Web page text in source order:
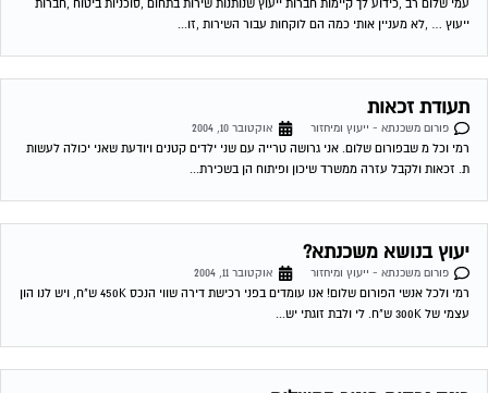
רמי ולכל אנשי הפורום שלום! אנו עומדים בפני רכישת דירה שווי הנכס 450K ש"ח, ויש לנו הון
עצמי של 300K ש"ח. לי ולבת זוגתי יש...
כונס נכסים פיגור בתשלום
פורום משכנתא - ייעוץ ומיחזור
אוקטובר 11, 2004
היה פיגור בתשלום המשכנתא מונה כונס נכסים, שילמתי את כל החוב, אך הכונס לא הוריד
את הכינוס. בבנק משכן טענו שעד שנגמור את המשכנתא הכונס...
כונס נכסים פיגור בתשלום
פורום משכנתא - ייעוץ ומיחזור
אוקטובר 11, 2004
היה פיגור בתשלום המשכנתא מונה כונס נכסים, שילמתי את כל החוב, אך הכונס לא הוריד
את הכינוס. בבנק משכן טענו שעד שנגמור את המשכנתא הכונס...